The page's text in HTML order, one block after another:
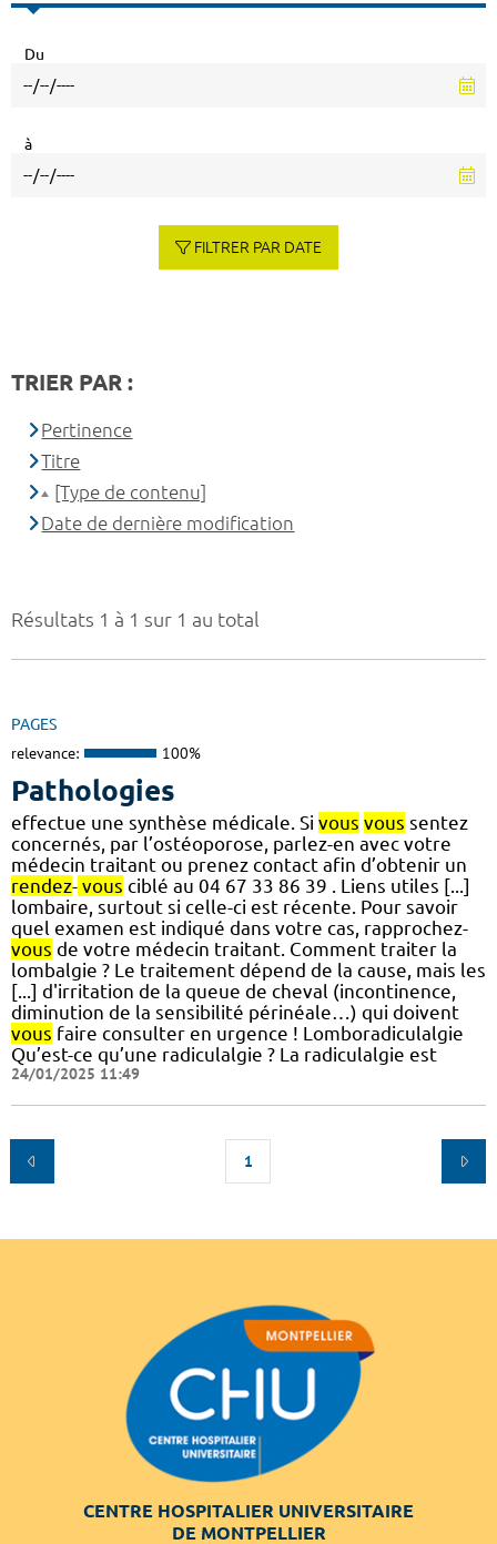
Résultats 1 à 1 sur 1 au total
PAGES
relevance: 100%
Pathologies
effectue une synthèse médicale. Si vous vous sentez
concernés, par l’ostéoporose, parlez-en avec votre
médecin traitant ou prenez contact afin d’obtenir un
rendez- vous ciblé au 04 67 33 86 39 . Liens utiles [...]
lombaire, surtout si celle-ci est récente. Pour savoir
quel examen est indiqué dans votre cas, rapprochez-
vous de votre médecin traitant. Comment traiter la
lombalgie ? Le traitement dépend de la cause, mais les
[...] d'irritation de la queue de cheval (incontinence,
diminution de la sensibilité périnéale…) qui doivent
vous faire consulter en urgence ! Lomboradiculalgie
Qu’est-ce qu’une radiculalgie ? La radiculalgie est
24/01/2025 11:49
1
Du
à
FILTRER PAR DATE
TRIER PAR :
Pertinence
Titre
[Type de contenu]
Date de dernière modification
CENTRE HOSPITALIER UNIVERSITAIRE
DE MONTPELLIER